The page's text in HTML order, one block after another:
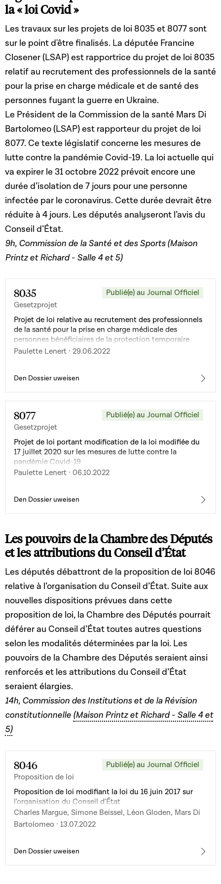
transposition de la directive 2010/24/UE du Conseil du
matière de recouvrement des créances relatives aux
taxes, impôts, droits et autres mesures ; 3° de la loi
modifiée du 29 mars 2013 relative à la coopération
administrative dans le domaine fiscal ; 4° de la loi
modifiée du 18 décembre 2015 relative à la Norme
commune de déclaration (NCD) ; 5° de la loi modifiée du
23 décembre 2016 relative à la déclaration pays par pays
; 6° de la loi modifiée du 25 mars 2020 relative aux
dispositifs transfrontières devant faire l'objet d'une
déclaration ; 7° de la loi modifiée du 25 mars 2020
instituant un système électronique central de recherche
de données concernant des comptes IBAN et des
coffres-forts ; en vue de transposer la directive 2021/514
du Conseil du 22 mars 2021 modifiant la directive
2011/16/UE en ce qui concerne l'échange automatique
et obligatoire d'informations dans le domaine fiscal
la « loi Covid »
Les travaux sur les projets de loi 8035 et 8077 sont
sur le point d'être finalisés. La députée Francine
Closener (LSAP) est rapportrice du projet de loi 8035
relatif au recrutement des professionnels de la santé
pour la prise en charge médicale et de santé des
personnes fuyant la guerre en Ukraine.
Le Président de la Commission de la santé Mars Di
Bartolomeo (LSAP) est rapporteur du projet de loi
8077. Ce texte législatif concerne les mesures de
lutte contre la pandémie Covid-19. La loi actuelle qui
va expirer le 31 octobre 2022 prévoit encore une
durée d’isolation de 7 jours pour une personne
infectée par le coronavirus. Cette durée devrait être
réduite à 4 jours. Les députés analyseront l’avis du
Conseil d’État.
9h, Commission de la Santé et des Sports (Maison
Printz et Richard - Salle 4 et 5)
8035
Gesetzprojet
Publié(e) au Journal Officiel
Projet de loi relative au recrutement des professionnels
de la santé pour la prise en charge médicale des
personnes bénéficiaires de la protection temporaire
dans le contexte du conflit entre la Russie et l'Ukraine
Paulette Lenert · 29.06.2022
Den Dossier uweisen
8077
Gesetzprojet
Publié(e) au Journal Officiel
Projet de loi portant modification de la loi modifiée du
17 juillet 2020 sur les mesures de lutte contre la
pandémie Covid-19
Paulette Lenert · 06.10.2022
Den Dossier uweisen
Les pouvoirs de la Chambre des Députés
et les attributions du Conseil d’État
Les députés débattront de la proposition de loi 8046
relative à l’organisation du Conseil d’État. Suite aux
nouvelles dispositions prévues dans cette
proposition de loi, la Chambre des Députés pourrait
déférer au Conseil d’État toutes autres questions
selon les modalités déterminées par la loi. Les
pouvoirs de la Chambre des Députés seraient ainsi
renforcés et les attributions du Conseil d’État
seraient élargies.
14h, Commission des Institutions et de la Révision
constitutionnelle (Maison Printz et Richard - Salle 4 et
5)
8046
Proposition de loi
Publié(e) au Journal Officiel
Proposition de loi modifiant la loi du 16 juin 2017 sur
l'organisation du Conseil d'État
Charles Margue, Simone Beissel, Léon Gloden, Mars Di
Bartolomeo · 13.07.2022
Den Dossier uweisen